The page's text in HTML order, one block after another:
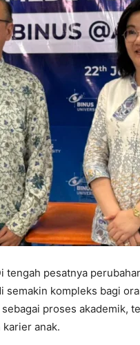
tengah pesatnya
kompleks bagi
proses akademik,
anak.